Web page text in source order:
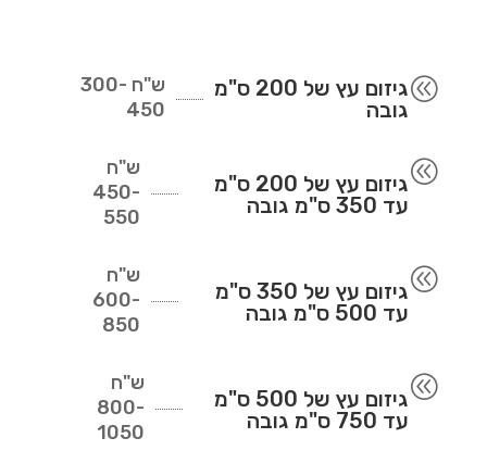
@
גיזום עץ של 200 ס"מ
גובה
ש"ח 300-
450
@
גיזום עץ של 200 ס"מ
עד 350 ס"מ גובה
ש"ח
450-
550
@
גיזום עץ של 350 ס"מ
עד 500 ס"מ גובה
ש"ח
600-
850
@
גיזום עץ של 500 ס"מ
עד 750 ס"מ גובה
ש"ח
800-
1050